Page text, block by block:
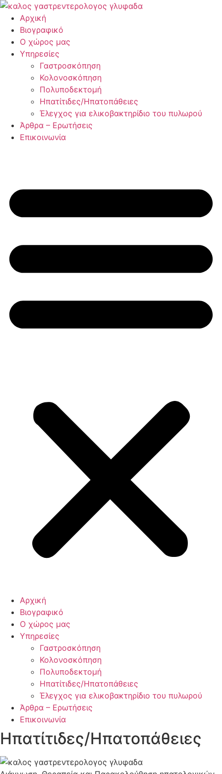
Μετάβαση
στο
περιεχόμενο
Αρχική
Βιογραφικό
Ο χώρος μας
Υπηρεσίες
Γαστροσκόπηση
Κολονοσκόπηση
Πολυποδεκτομή
Ηπατίτιδες/Ηπατοπάθειες
Έλεγχος για ελικοβακτηρίδιο του πυλωρού
Άρθρα – Ερωτήσεις
Επικοινωνία
Αρχική
Βιογραφικό
Ο χώρος μας
Υπηρεσίες
Γαστροσκόπηση
Κολονοσκόπηση
Πολυποδεκτομή
Ηπατίτιδες/Ηπατοπάθειες
Έλεγχος για ελικοβακτηρίδιο του πυλωρού
Άρθρα – Ερωτήσεις
Επικοινωνία
Ηπατίτιδες/Ηπατοπάθειες